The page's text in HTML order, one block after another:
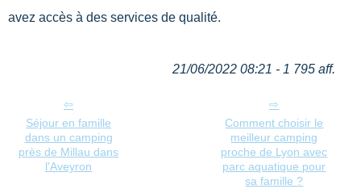
avez accès à des services de qualité.
21/06/2022 08:21 - 1 795 aff.
Séjour en famille
dans un camping
près de Millau dans
l'Aveyron
Comment choisir le
meilleur camping
proche de Lyon avec
parc aquatique pour
sa famille ?